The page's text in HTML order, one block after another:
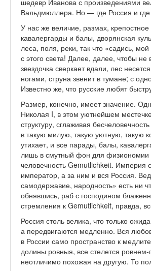
шедевр Иванова с произведениями
Вальдмюллера. Но — где Россия и
У нас же величие, размах,
кавалергарды и балы, дворянская
леса, поля, реки, так что «садись,
с этого света! Далее, далее, чтобы
звездочка сверкает вдали, лес
ногами, струна звенит в тумане; с
Известно же, что русские любят
Размер, конечно, имеет значение.
Николая I, в этом уютнейшем
структуру, сглаживая
в такую милую, такую уютную, такую
утихает, и все парады, балы,
лишь в смутный фон для
человечность Gemutlichkeit. Империя
император, а за ним и вся Россия.
самодержавие, народность» есть ни
обнявшись, раб с господином
стремления к Gemutlichkeit, правда,
Россия столь велика, что только
а передвигаются медленно. Вся
в России само пространство к
долины ровныя, все стелется
неотличимо похожая на другую. То